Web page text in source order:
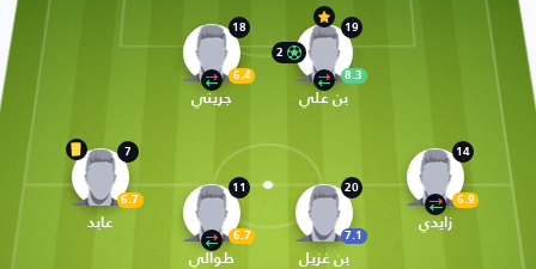
18
6.4
جريني
19
8.3
2
بن علي
7
6.7
عابد
11
6.7
طوالي
20
7.1
بن غزيل
14
6.9
زايدي